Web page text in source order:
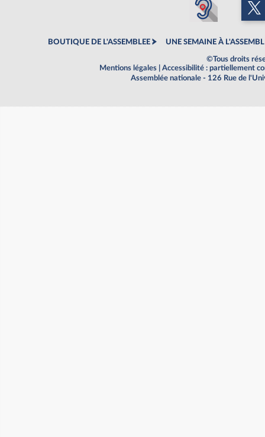
BOUTIQUE DE L'ASSEMBLEE UNE SEMAINE À
©Tous droits
Mentions légales
Accessibilité : partiellement
Assemblée nationale - 126 Rue de